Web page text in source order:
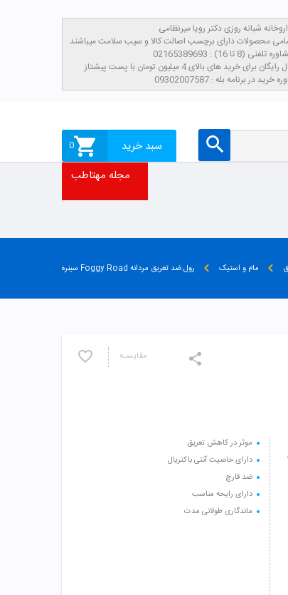
برای خرید های بالای 4 میلیون تومان با پست پیشتاز
خرید در برنامه بله : 09302007587
سبد خرید 0
مجله مهتاطب
مام و استیک رول ضد تعریق مردانه Foggy Road سینره
مقایسـه
موثر در کاهش تعریق
دارای خاصیت آنتی باکتریال
ضد قارچ
دارای رایحه مناسب
ماندگاری طولانی مدت